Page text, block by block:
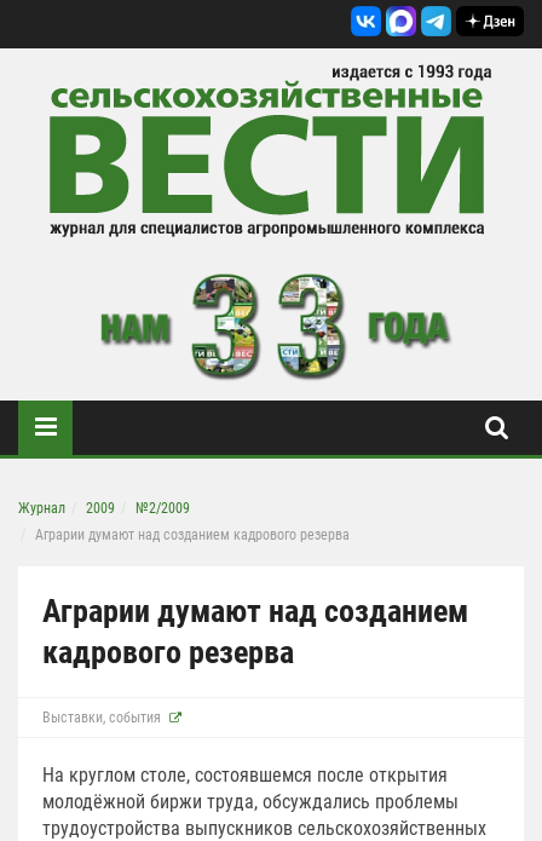
Журнал 2009
№2/2009
Аграрии думают над созданием кадрового резерва
Аграрии думают над созданием
кадрового резерва
Выставки, события
На круглом столе, состоявшемся после открытия
молодёжной биржи труда, обсуждались проблемы
трудоустройства выпускников сельскохозяйственных